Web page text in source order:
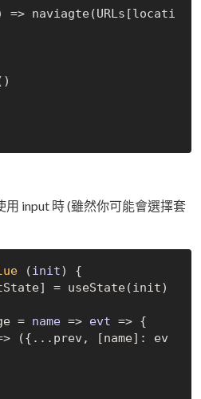
=> naviagte(URLs[locati
input 時 (雖然你可能會選擇套
(init) {
= useState(init)
= name => evt => {
({...prev, [name]: ev